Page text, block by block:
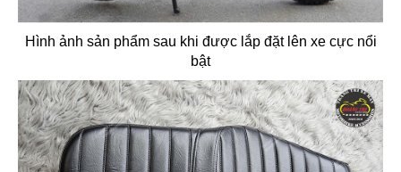
Hình ảnh sản phẩm sau khi được lắp đặt lên xe cực nổi
bật